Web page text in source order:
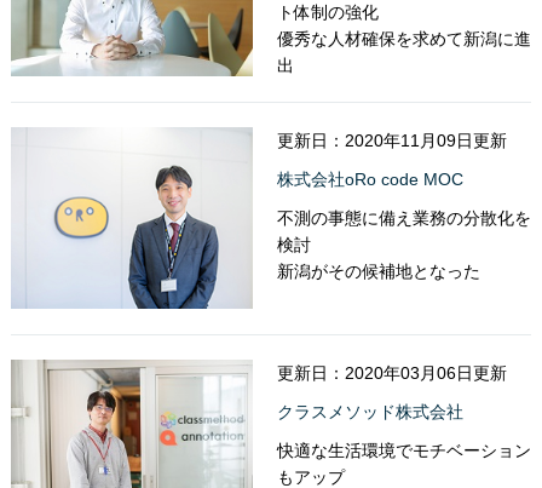
ト体制の強化
優秀な人材確保を求めて新潟に進
出
更新日：2020年11月09日更新
株式会社oRo code MOC
不測の事態に備え業務の分散化を
検討
新潟がその候補地となった
更新日：2020年03月06日更新
クラスメソッド株式会社
快適な生活環境でモチベーション
もアップ